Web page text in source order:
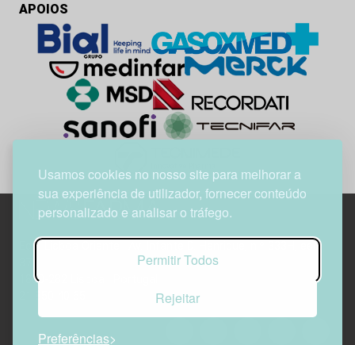
Usamos cookies no nosso site para melhorar a
sua experiência de utilizador, fornecer conteúdo
personalizado e analisar o tráfego.
Permitir Todos
Rejeitar
Preferências
APOIOS
Edif. Lisboa Oriente | Av. Infante D. Henrique, n.º 333H, esc.
1800-282 Lisboa | Portugal